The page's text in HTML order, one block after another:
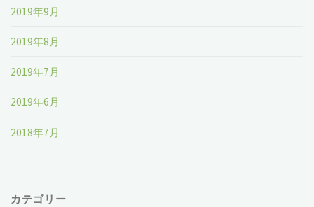
2019年9月
2019年8月
2019年7月
2019年6月
2018年7月
カテゴリー